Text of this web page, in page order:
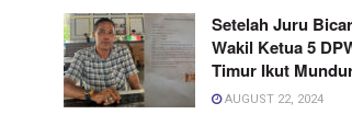
Setelah Juru
Wakil Ketua 5
Timur Ikut
AUGUST 22, 2024